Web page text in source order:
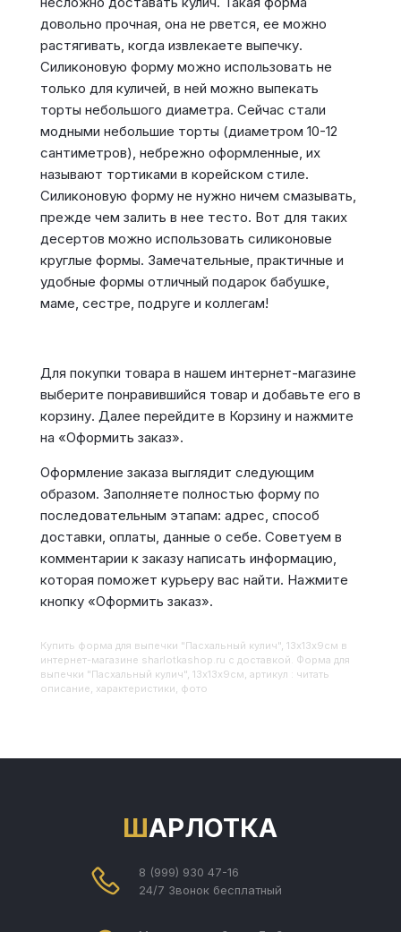
довольно прочная, она не рвется, ее можно
растягивать, когда извлекаете выпечку.
Силиконовую форму можно использовать не
только для куличей, в ней можно выпекать
торты небольшого диаметра. Сейчас стали
модными небольшие торты (диаметром 10-12
сантиметров), небрежно оформленные, их
называют тортиками в корейском стиле.
Силиконовую форму не нужно ничем смазывать,
прежде чем залить в нее тесто. Вот для таких
десертов можно использовать силиконовые
круглые формы. Замечательные, практичные и
удобные формы отличный подарок бабушке,
маме, сестре, подруге и коллегам!
Для покупки товара в нашем интернет-магазине
выберите понравившийся товар и добавьте его в
корзину. Далее перейдите в Корзину и нажмите
на «Оформить заказ».
Оформление заказа выглядит следующим
образом. Заполняете полностью форму по
последовательным этапам: адрес, способ
доставки, оплаты, данные о себе. Советуем в
комментарии к заказу написать информацию,
которая поможет курьеру вас найти. Нажмите
кнопку «Оформить заказ».
Купить Форма для выпечки "Пасхальный кулич", 13х13х9см в
интернет-магазине sharlotkashop.ru с доставкой. Форма для
выпечки "Пасхальный кулич", 13х13х9см, артикул : читать
описание, характеристики, фото
ШАРЛОТКА
8 (999) 930 47-16
24/7 Звонок бесплатный